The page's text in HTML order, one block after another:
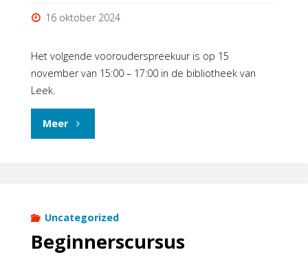
stamboomonderzoek
kan
vlottrekken,
door
Denis
16 oktober 2024
Het volgende voorouderspreekuur is op 15
november van 15:00 – 17:00 in de bibliotheek van
Leek.
Meer"Voorouderspreekuur
Uncategorized
Beginnerscursus